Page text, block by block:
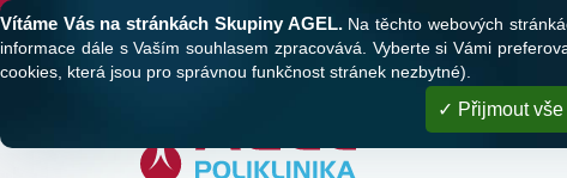
O nás Naše polikliniky Registrace
Tato webová stránka používá cookies
Vítáme Vás na stránkách Skupiny AGEL.Na těchto webových
informace dále s Vaším souhlasem zpracovává. Vyberte si Vámi
cookies, která jsou pro správnou funkčnost stránek nezbytné).
Přijmout vše